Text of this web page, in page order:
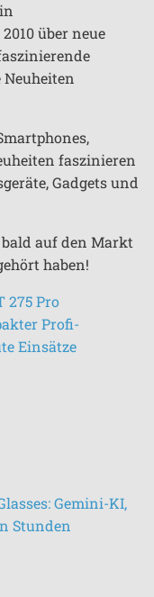
über neue
faszinieren
Gadgets und
auf den Markt
haben!
275 Pro
Profi-
Einsätze
Gemini-KI,
Stunden